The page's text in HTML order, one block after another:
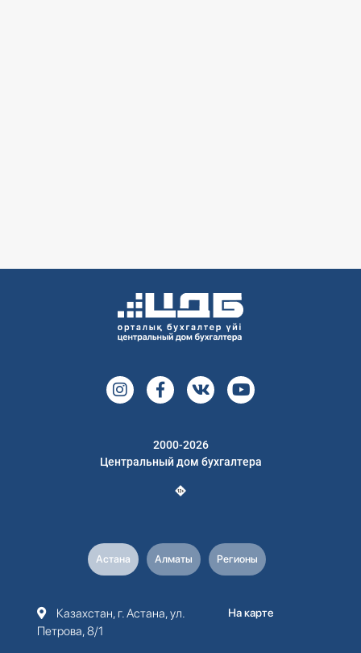
2000-2026
Центральный дом бухгалтера
Астана Алматы Регионы
Казахстан, г. Астана, ул.
Петрова, 8/1
На карте